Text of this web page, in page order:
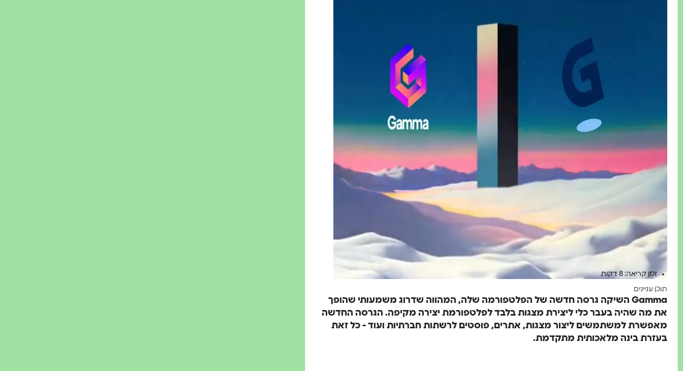
זמן קריאה: 8 דקות
תוכן עניינים
Gamma השיקה גרסה חדשה של הפלטפורמה שלה, המהווה שדרוג משמעותי שהופך
את מה שהיה בעבר כלי ליצירת מצגות בלבד לפלטפורמת יצירה מקיפה. הגרסה החדשה
מאפשרת למשתמשים ליצור מצגות, אתרים, פוסטים לרשתות חברתיות ועוד - כל זאת
בעזרת בינה מלאכותית מתקדמת.